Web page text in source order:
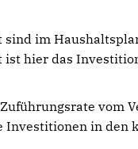
im
ist hier das
vom
Investitionen in den